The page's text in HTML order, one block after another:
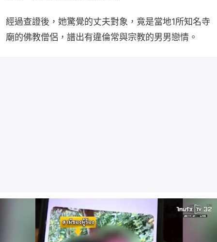
經過查證後，她驚覺的丈夫對象，竟是當地1所知名寺
廟的佛教僧侶，譜出有違倫常與宗教的男男戀情。